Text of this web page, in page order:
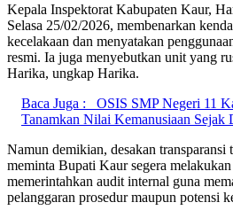
Kepala Inspektorat Kabupaten Kaur,
Selasa 25/02/2026, membenarkan
kecelakaan dan menyatakan
resmi. Ia juga menyebutkan unit yang
Harika, ungkap Harika.
Baca Juga :
OSIS SMP Negeri 11
Tanamkan Nilai Kemanusiaan Sejak
Namun demikian, desakan transparansi
meminta Bupati Kaur segera
memerintahkan audit internal guna
pelanggaran prosedur maupun potensi